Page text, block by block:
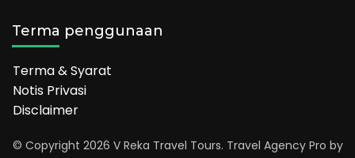
Terma penggunaan
Terma & Syarat
Notis Privasi
Disclaimer
© Copyright 2026 V Reka Travel Tours. Travel Agency Pro by